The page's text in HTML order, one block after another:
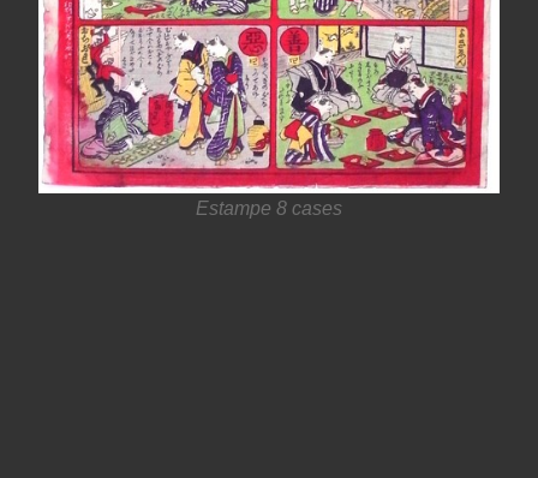
Estampe 8 cases